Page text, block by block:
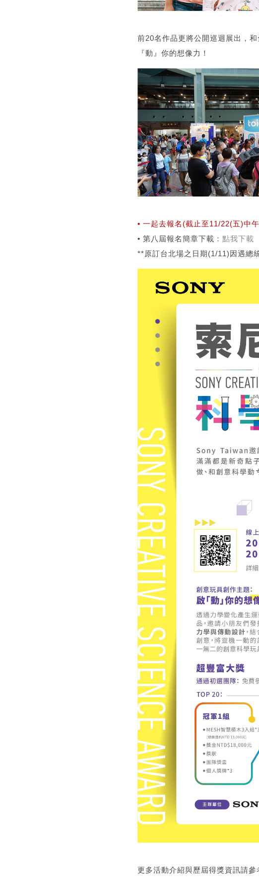
前20名作品更將公開巡迴展出，
『動』你的想像力！
• 一起去報名(截止至11/22(五)中午
• 第八屆報名簡章下載： 點我下載
**原訂台北場之日期(1/11)因遇總
更多活動介紹與歷屆得獎資訊請參